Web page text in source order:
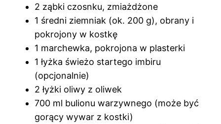
2 ząbki czosnku, zmiażdżone
1 średni ziemniak (ok. 200 g), obrany i
pokrojony w kostkę
1 marchewka, pokrojona w plasterki
1 łyżka świeżo startego imbiru
(opcjonalnie)
2 łyżki oliwy z oliwek
700 ml bulionu warzywnego (może być
gorący wywar z kostki)